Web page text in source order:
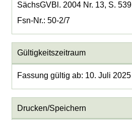
SächsGVBl. 2004 Nr. 13, S. 539
Fsn-Nr.: 50-2/7
Gültigkeitszeitraum
Fassung gültig ab: 10. Juli 2025
Drucken/Speichern